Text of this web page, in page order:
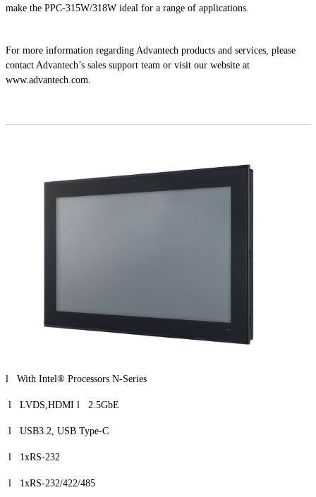
make the PPC-315W/318W ideal for a range of applications.
For more information regarding Advantech products and services, please
contact Advantech’s sales support team or visit our website at
www.advantech.com.
l With Intel® Processors N-Series
l LVDS,HDMI l 2.5GbE
l USB3.2, USB Type-C
l 1xRS-232
l 1xRS-232/422/485